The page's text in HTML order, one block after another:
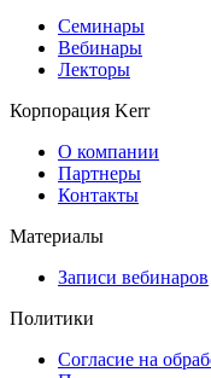
Семинары
Вебинары
Лекторы
Корпорация Kerr
О компании
Партнеры
Контакты
Материалы
Записи вебинаров
Политики
Согласие на